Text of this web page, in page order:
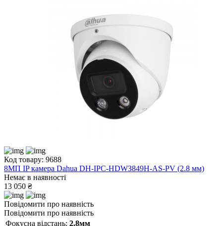
Код товару: 9688
8МП IP камера Dahua DH-IPC-HDWЗ849H-AS-PV (2.8 мм)
Немає в наявності
13 050 ₴
Повідомити про наявність
Повідомити про наявність
Фокусна відстань: 2.8мм